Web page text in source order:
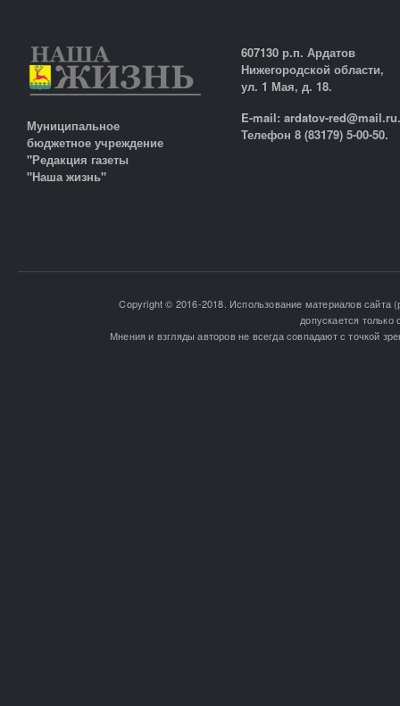
Муниципальное
бюджетное учреждение
"Редакция газеты
"Наша жизнь"
607130 р.п. Ардатов
Нижегородской области,
ул. 1 Мая, д. 18.
E-mail: ardatov-
Телефон 8 (83179) 5-00-50.
Copyright © 2016-2018. Использование материалов сайта
допускается
Мнения и взгляды авторов не всегда совпадают с точкой